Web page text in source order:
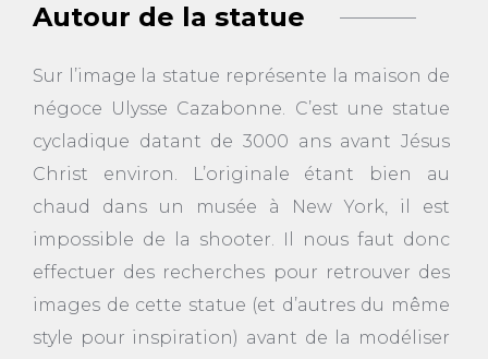
Autour de la statue
Sur l’image la statue représente la maison de
négoce Ulysse Cazabonne. C’est une statue
cycladique datant de 3000 ans avant Jésus
Christ environ. L’originale étant bien au
chaud dans un musée à New York, il est
impossible de la shooter. Il nous faut donc
effectuer des recherches pour retrouver des
images de cette statue (et d’autres du même
style pour inspiration) avant de la modéliser